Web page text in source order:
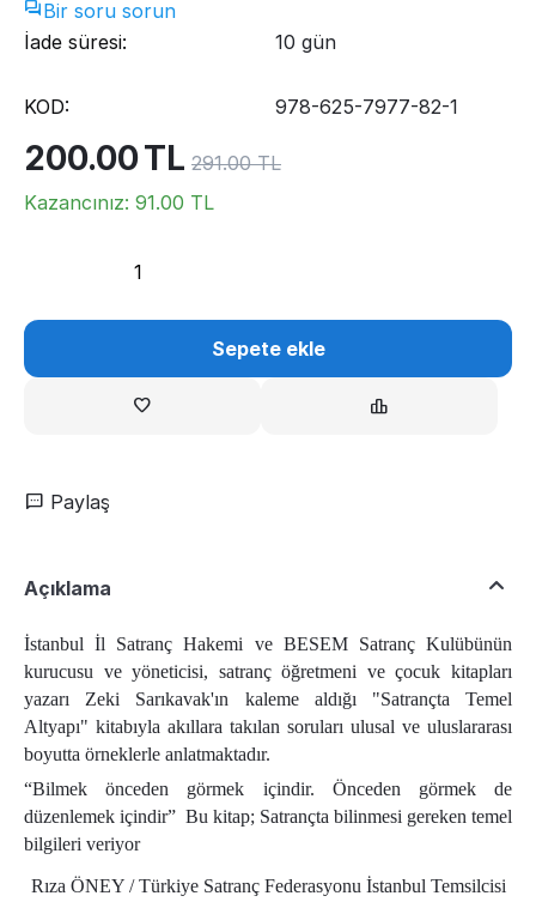
Bir soru sorun
İade süresi:
10 gün
KOD: 978-625-7977-82-1
200.00TL 291.00 TL
Kazancınız: 91.00 TL
Sepete ekle
Paylaş
Açıklama
İstanbul İl Satranç Hakemi ve BESEM Satranç Kulübünün
kurucusu ve yöneticisi, satranç öğretmeni ve çocuk kitapları
yazarı Zeki Sarıkavak'ın kaleme aldığı "Satrançta Temel
Altyapı" kitabıyla akıllara takılan soruları ulusal ve uluslararası
boyutta örneklerle anlatmaktadır.
“Bilmek önceden görmek içindir. Önceden görmek de
düzenlemek içindir” Bu kitap; Satrançta bilinmesi gereken temel
bilgileri veriyor
Rıza ÖNEY /Türkiye Satranç Federasyonu İstanbul Temsilcisi